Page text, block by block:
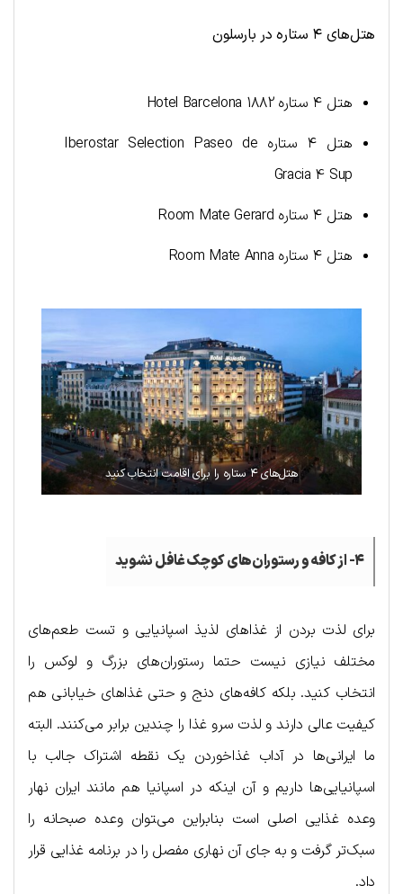
هتل‌های ۴ ستاره در بارسلون
هتل ۴ ستاره Hotel Barcelona 1882
هتل ۴ ستاره Iberostar Selection Paseo de
Gracia 4 Sup
هتل ۴ ستاره Room Mate Gerard
هتل ۴ ستاره Room Mate Anna
هتل‌های ۴ ستاره را برای اقامت انتخاب کنید
۴- از کافه و رستوران‌های کوچک غافل نشوید
برای لذت بردن از غذاهای لذیذ اسپانیایی و تست طعم‌های
مختلف نیازی نیست حتما رستوران‌های بزرگ و لوکس را
انتخاب کنید. بلکه کافه‌های دنج و حتی غذاهای خیابانی هم
کیفیت عالی دارند و لذت سرو غذا را چندین برابر می‌کنند. البته
ما ایرانی‌ها در آداب غذاخوردن یک نقطه اشتراک جالب با
اسپانیایی‌ها داریم و آن اینکه در اسپانیا هم مانند ایران نهار
وعده غذایی اصلی است بنابراین می‌‍توان وعده صبحانه را
سبک‌تر گرفت و به جای آن نهاری مفصل را در برنامه غذایی قرار
داد.